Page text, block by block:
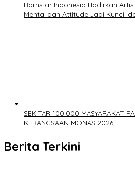
Bornstar Indonesia Hadirkan
Mental dan Attitude Jadi Kunci
SEKITAR 100.000 MASYARAKAT
KEBANGSAAN MONAS 2026
Berita Terkini